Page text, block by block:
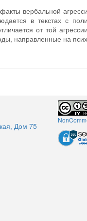
вербальной
в текстах с
от той
направленные на
Дом 75